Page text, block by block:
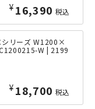
¥ 16,390 税込
シリーズ W1200×
W | 2199
¥ 18,700 税込